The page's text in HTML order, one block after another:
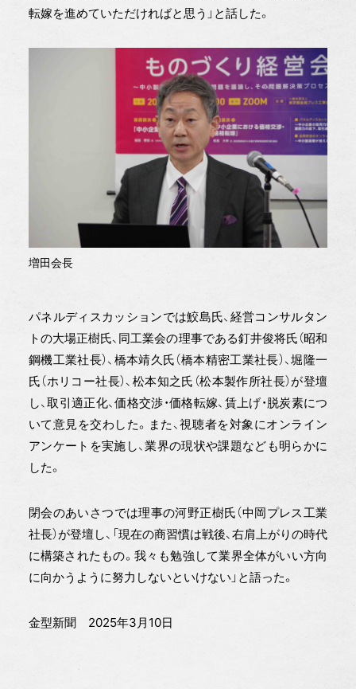
転嫁を進めていただければと思う」と話した。
増田会長
パネルディスカッションでは鮫島氏、経営コンサルタン
トの大場正樹氏、同工業会の理事である釘井俊将氏（昭和
鋼機工業社長）、橋本靖久氏（橋本精密工業社長）、堀隆一
氏（ホリコー社長）、松本知之氏（松本製作所社長）が登壇
し、取引適正化、価格交渉・価格転嫁、賃上げ・脱炭素につ
いて意見を交わした。また、視聴者を対象にオンライン
アンケートを実施し、業界の現状や課題なども明らかに
した。
閉会のあいさつでは理事の河野正樹氏（中岡プレス工業
社長）が登壇し、「現在の商習慣は戦後、右肩上がりの時代
に構築されたもの。我々も勉強して業界全体がいい方向
に向かうように努力しないといけない」と語った。
金型新聞 2025年3月10日